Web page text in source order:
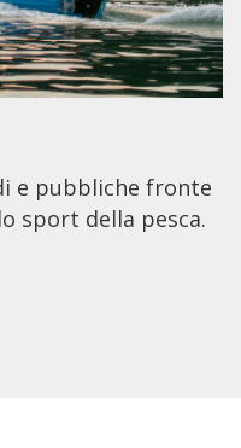
e pubbliche fronte
sport della pesca.